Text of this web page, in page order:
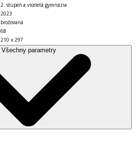
2. stupeň a víceletá gymnázia
2023
brožovaná
68
210 x 297
Všechny parametry